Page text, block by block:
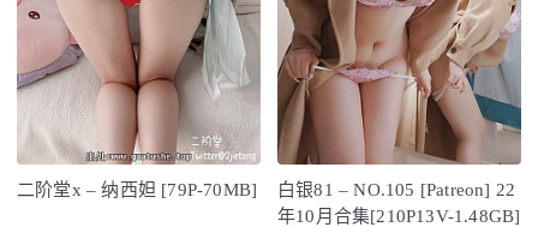
二阶堂x – 纳西妲 [79P-70MB]
白银81 – NO.105 [Patreon] 22
年10月合集[210P13V-1.48GB]